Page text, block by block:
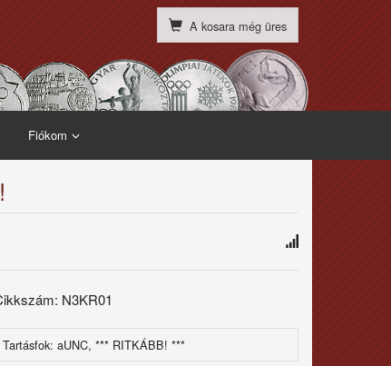
A kosara még üres
Fiókom
N3KR01
Tartásfok: aUNC, *** RITKÁBB! ***